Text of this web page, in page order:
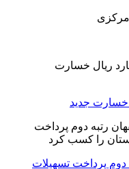
پرداخت تسهیلات